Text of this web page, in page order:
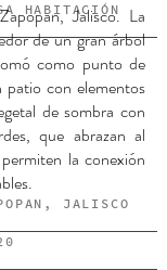
HABITACIÓN
Jalisco. La
de un gran árbol
como punto de
patio con elementos
de sombra con
que abrazan al
la conexión
JALISCO